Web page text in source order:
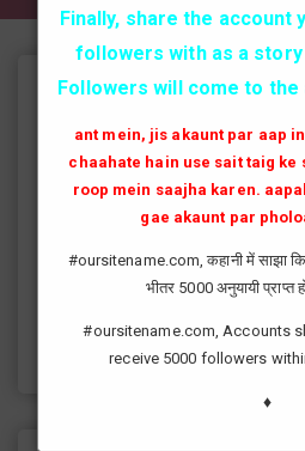
Instagram Takipçi
instagram'da artık yüksek takipçi
günümüzde bir çok kullanıcının
fenomen yolunda ilerlemesi daha da
fenomeni ne gibi fayda
sağlamaktadır.Sizlerde yüksek
istiyorsanız sitemize giriş yaparak
kredilerden her gün yararlanıp
ulaştırabilirsiniz.
Finally, share the account
followers with as a
Followers will come to the
ant mein, jis akaunt par aap
chaahate hain use sait taig ke
roop mein saajha karen.
gae akaunt par
#oursitename.com, कहानी में साझा
भीतर 5000 अनुयायी
#oursitename.com, Accounts
receive 5000 followers
♦